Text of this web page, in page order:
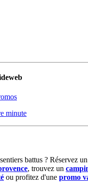
minute
battus ? Réservez un
, trouvez un
ou profitez d'une promo